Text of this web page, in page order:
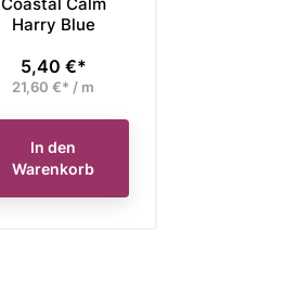
Harry Blue
Preis
5,40 €*
21,60 €* / m
In den
Warenkorb